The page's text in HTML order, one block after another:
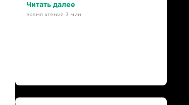
Читать далее
время чтения 3 мин